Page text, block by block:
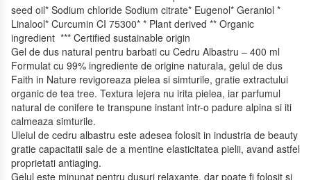
seed oil* Sodium chloride Sodium citrate* Eugenol* Geraniol *
Linalool* Curcumin CI 75300* * Plant derived ** Organic
ingredient *** Certified sustainable origin
Gel de dus natural pentru barbati cu Cedru Albastru – 400 ml
Formulat cu 99% ingrediente de origine naturala, gelul de dus
Faith in Nature revigoreaza pielea si simturile, gratie extractului
organic de tea tree. Textura lejera nu irita pielea, iar parfumul
natural de conifere te transpune instant intr-o padure alpina si iti
calmeaza simturile.
Uleiul de cedru albastru este adesea folosit in industria de beauty
gratie capacitatii sale de a mentine elasticitatea pielii, avand astfel
proprietati antiaging.
Gelul este minunat pentru dusuri relaxante, dar poate fi folosit si